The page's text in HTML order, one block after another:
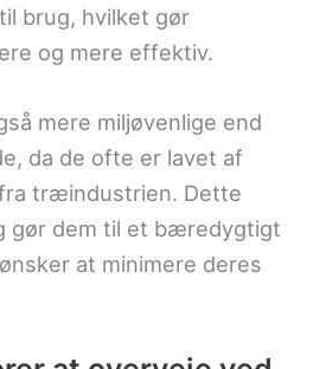
brug, hvilket gør
og mere effektiv.
mere miljøvenlige end
da de ofte er lavet af
træindustrien. Dette
gør dem til et bæredygtigt
at minimere deres